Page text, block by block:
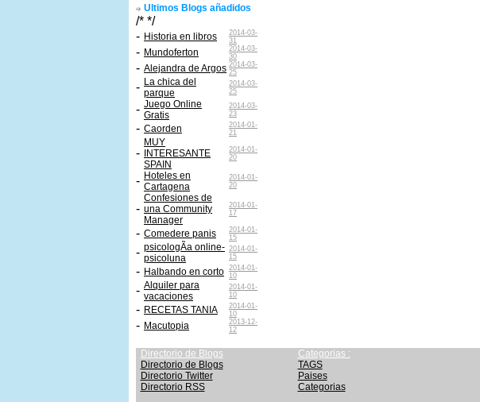
Ultimos Blogs añadidos
/* */
- Historia en libros
2014-03-
31
- Mundoferton
2014-03-
30
- Alejandra de Argos 2014-03-
25
- La chica del
parque
2014-03-
25
- Juego Online
Gratis
2014-03-
23
- Caorden
2014-01-
21
-
MUY
INTERESANTE
SPAIN
2014-01-
20
- Hoteles en
Cartagena
2014-01-
20
-
Confesiones de
una Community
Manager
2014-01-
17
- Comedere panis
2014-01-
15
- psicologÃ­a online-
psicoluna
2014-01-
15
- Halbando en corto 2014-01-
10
- Alquiler para
vacaciones
2014-01-
10
- RECETAS TANIA
2014-01-
10
- Macutopia
2013-12-
12
Directorio de Blogs
Directorio de Blogs
Directorio Twitter
Directorio RSS
Categorias :
TAGS
Paises
Categorias